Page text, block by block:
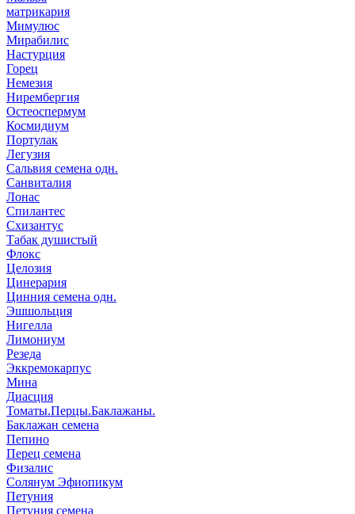
матрикария
Мимулюс
Мирабилис
Настурция
Горец
Немезия
Нирембергия
Остеоспермум
Космидиум
Портулак
Легузия
Сальвия семена одн.
Санвиталия
Лонас
Спилантес
Схизантус
Табак душистый
Флокс
Целозия
Цинерария
Цинния семена одн.
Эшшольция
Нигелла
Лимониум
Резеда
Эккремокарпус
Мина
Диасция
Томаты.Перцы.Баклажаны.
Баклажан семена
Пепино
Перец семена
Физалис
Солянум Эфиопикум
Петуния
Петуния семена